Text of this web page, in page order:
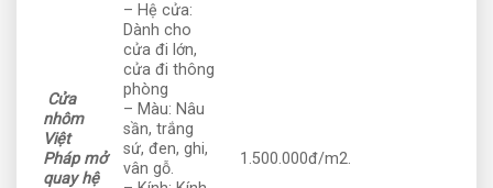
Cửa
nhôm
Việt
Pháp mở
quay hệ
– Hệ cửa:
Dành cho
cửa đi lớn,
cửa đi thông
phòng
– Màu: Nâu
sần, trắng
sứ, đen, ghi,
vân gỗ.
1.500.000đ/m2.